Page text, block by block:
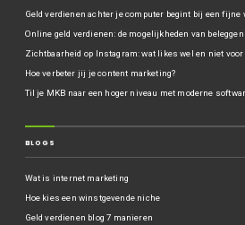
Geld verdienen achter je computer begint bij een fijne
Online geld verdienen: de mogelijkheden van beleggen
Zichtbaarheid op Instagram: wat likes wel en niet voor
Hoe verbeter jij je content marketing?
Til je MKB naar een hoger niveau met moderne
BLOGS
Wat is internet marketing
Hoe kies een winstgevende niche
Geld verdienen blog 7 manieren